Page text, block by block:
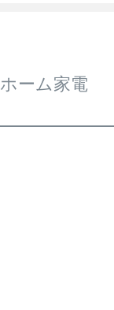
ーム家電